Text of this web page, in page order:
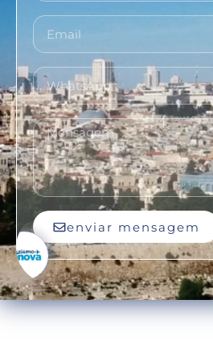
enviar mensagem